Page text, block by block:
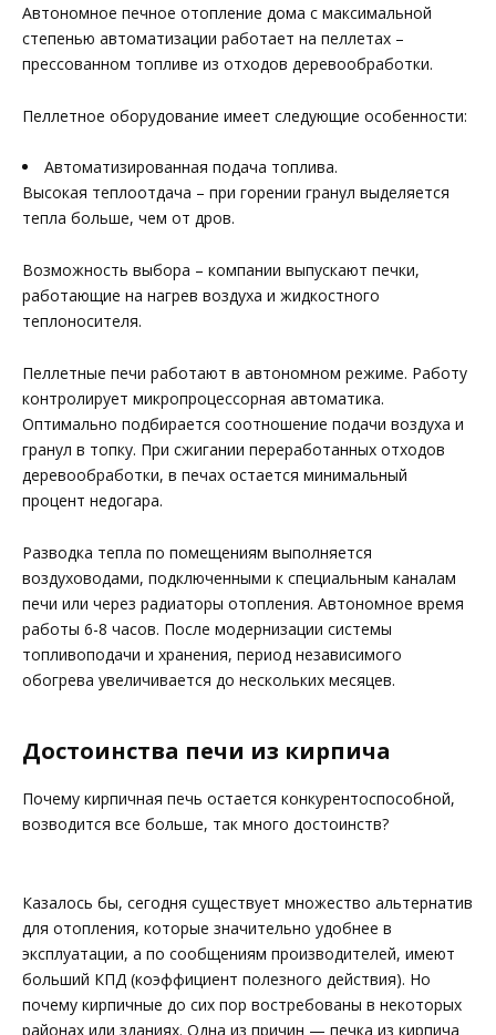
Автономное печное отопление дома с максимальной
степенью автоматизации работает на пеллетах –
прессованном топливе из отходов деревообработки.
Пеллетное оборудование имеет следующие особенности:
Автоматизированная подача топлива.
Высокая теплоотдача – при горении гранул выделяется
тепла больше, чем от дров.
Возможность выбора – компании выпускают печки,
работающие на нагрев воздуха и жидкостного
теплоносителя.
Пеллетные печи работают в автономном режиме. Работу
контролирует микропроцессорная автоматика.
Оптимально подбирается соотношение подачи воздуха и
гранул в топку. При сжигании переработанных отходов
деревообработки, в печах остается минимальный
процент недогара.
Разводка тепла по помещениям выполняется
воздуховодами, подключенными к специальным каналам
печи или через радиаторы отопления. Автономное время
работы 6-8 часов. После модернизации системы
топливоподачи и хранения, период независимого
обогрева увеличивается до нескольких месяцев.
Достоинства печи из кирпича
Почему кирпичная печь остается конкурентоспособной,
возводится все больше, так много достоинств?
Казалось бы, сегодня существует множество альтернатив
для отопления, которые значительно удобнее в
эксплуатации, а по сообщениям производителей, имеют
больший КПД (коэффициент полезного действия). Но
почему кирпичные до сих пор востребованы в некоторых
районах или зданиях. Одна из причин — печка из кирпича